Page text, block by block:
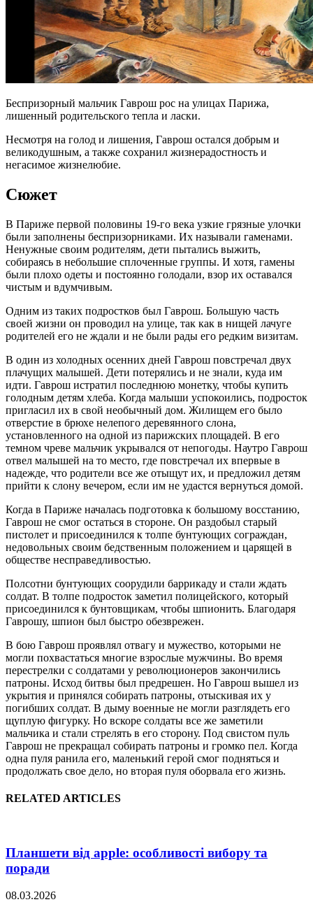
Беспризорный мальчик Гаврош рос на улицах Парижа,
лишенный родительского тепла и ласки.
Несмотря на голод и лишения, Гаврош остался добрым и
великодушным, а также сохранил жизнерадостность и
негасимое жизнелюбие.
Сюжет
В Париже первой половины 19-го века узкие грязные улочки
были заполнены беспризорниками. Их называли гаменами.
Ненужные своим родителям, дети пытались выжить,
собираясь в небольшие сплоченные группы. И хотя, гамены
были плохо одеты и постоянно голодали, взор их оставался
чистым и вдумчивым.
Одним из таких подростков был Гаврош. Большую часть
своей жизни он проводил на улице, так как в нищей лачуге
родителей его не ждали и не были рады его редким визитам.
В один из холодных осенних дней Гаврош повстречал двух
плачущих малышей. Дети потерялись и не знали, куда им
идти. Гаврош истратил последнюю монетку, чтобы купить
голодным детям хлеба. Когда малыши успокоились, подросток
пригласил их в свой необычный дом. Жилищем его было
отверстие в брюхе нелепого деревянного слона,
установленного на одной из парижских площадей. В его
темном чреве мальчик укрывался от непогоды. Наутро Гаврош
отвел малышей на то место, где повстречал их впервые в
надежде, что родители все же отыщут их, и предложил детям
прийти к слону вечером, если им не удастся вернуться домой.
Когда в Париже началась подготовка к большому восстанию,
Гаврош не смог остаться в стороне. Он раздобыл старый
пистолет и присоединился к толпе бунтующих сограждан,
недовольных своим бедственным положением и царящей в
обществе несправедливостью.
Полсотни бунтующих соорудили баррикаду и стали ждать
солдат. В толпе подросток заметил полицейского, который
присоединился к бунтовщикам, чтобы шпионить. Благодаря
Гаврошу, шпион был быстро обезврежен.
В бою Гаврош проявлял отвагу и мужество, которыми не
могли похвастаться многие взрослые мужчины. Во время
перестрелки с солдатами у революционеров закончились
патроны. Исход битвы был предрешен. Но Гаврош вышел из
укрытия и принялся собирать патроны, отыскивая их у
погибших солдат. В дыму военные не могли разглядеть его
щуплую фигурку. Но вскоре солдаты все же заметили
мальчика и стали стрелять в его сторону. Под свистом пуль
Гаврош не прекращал собирать патроны и громко пел. Когда
одна пуля ранила его, маленький герой смог подняться и
продолжать свое дело, но вторая пуля оборвала его жизнь.
RELATED ARTICLES
Планшети від apple: особливості вибору та
поради
08.03.2026